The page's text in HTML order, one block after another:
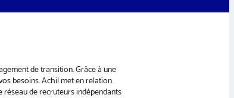
de transition. Grâce à une
besoins. Achil met en relation
de recruteurs indépendants